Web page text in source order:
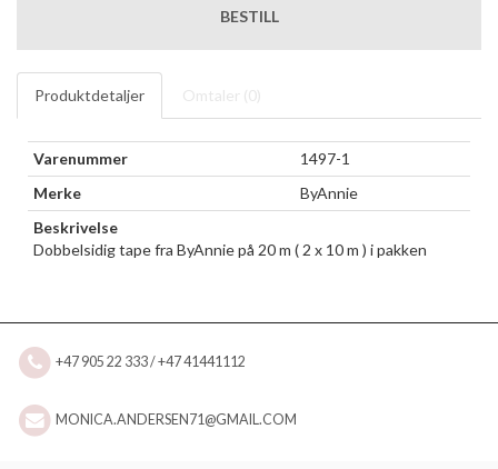
BESTILL
Produktdetaljer Omtaler (0)
Varenummer
1497-1
Merke
ByAnnie
Beskrivelse
Dobbelsidig tape fra ByAnnie på 20 m ( 2 x 10 m ) i pakken
+47 905 22 333 / +47 41441112
MONICA.ANDERSEN71@GMAIL.COM